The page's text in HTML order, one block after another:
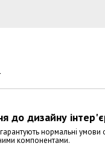
до дизайну
нормальні умови
компонентами.